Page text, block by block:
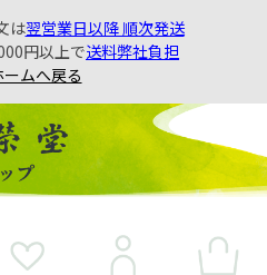
は翌営業日以降 順次発送
円以上で送料弊社負担
ームへ戻る